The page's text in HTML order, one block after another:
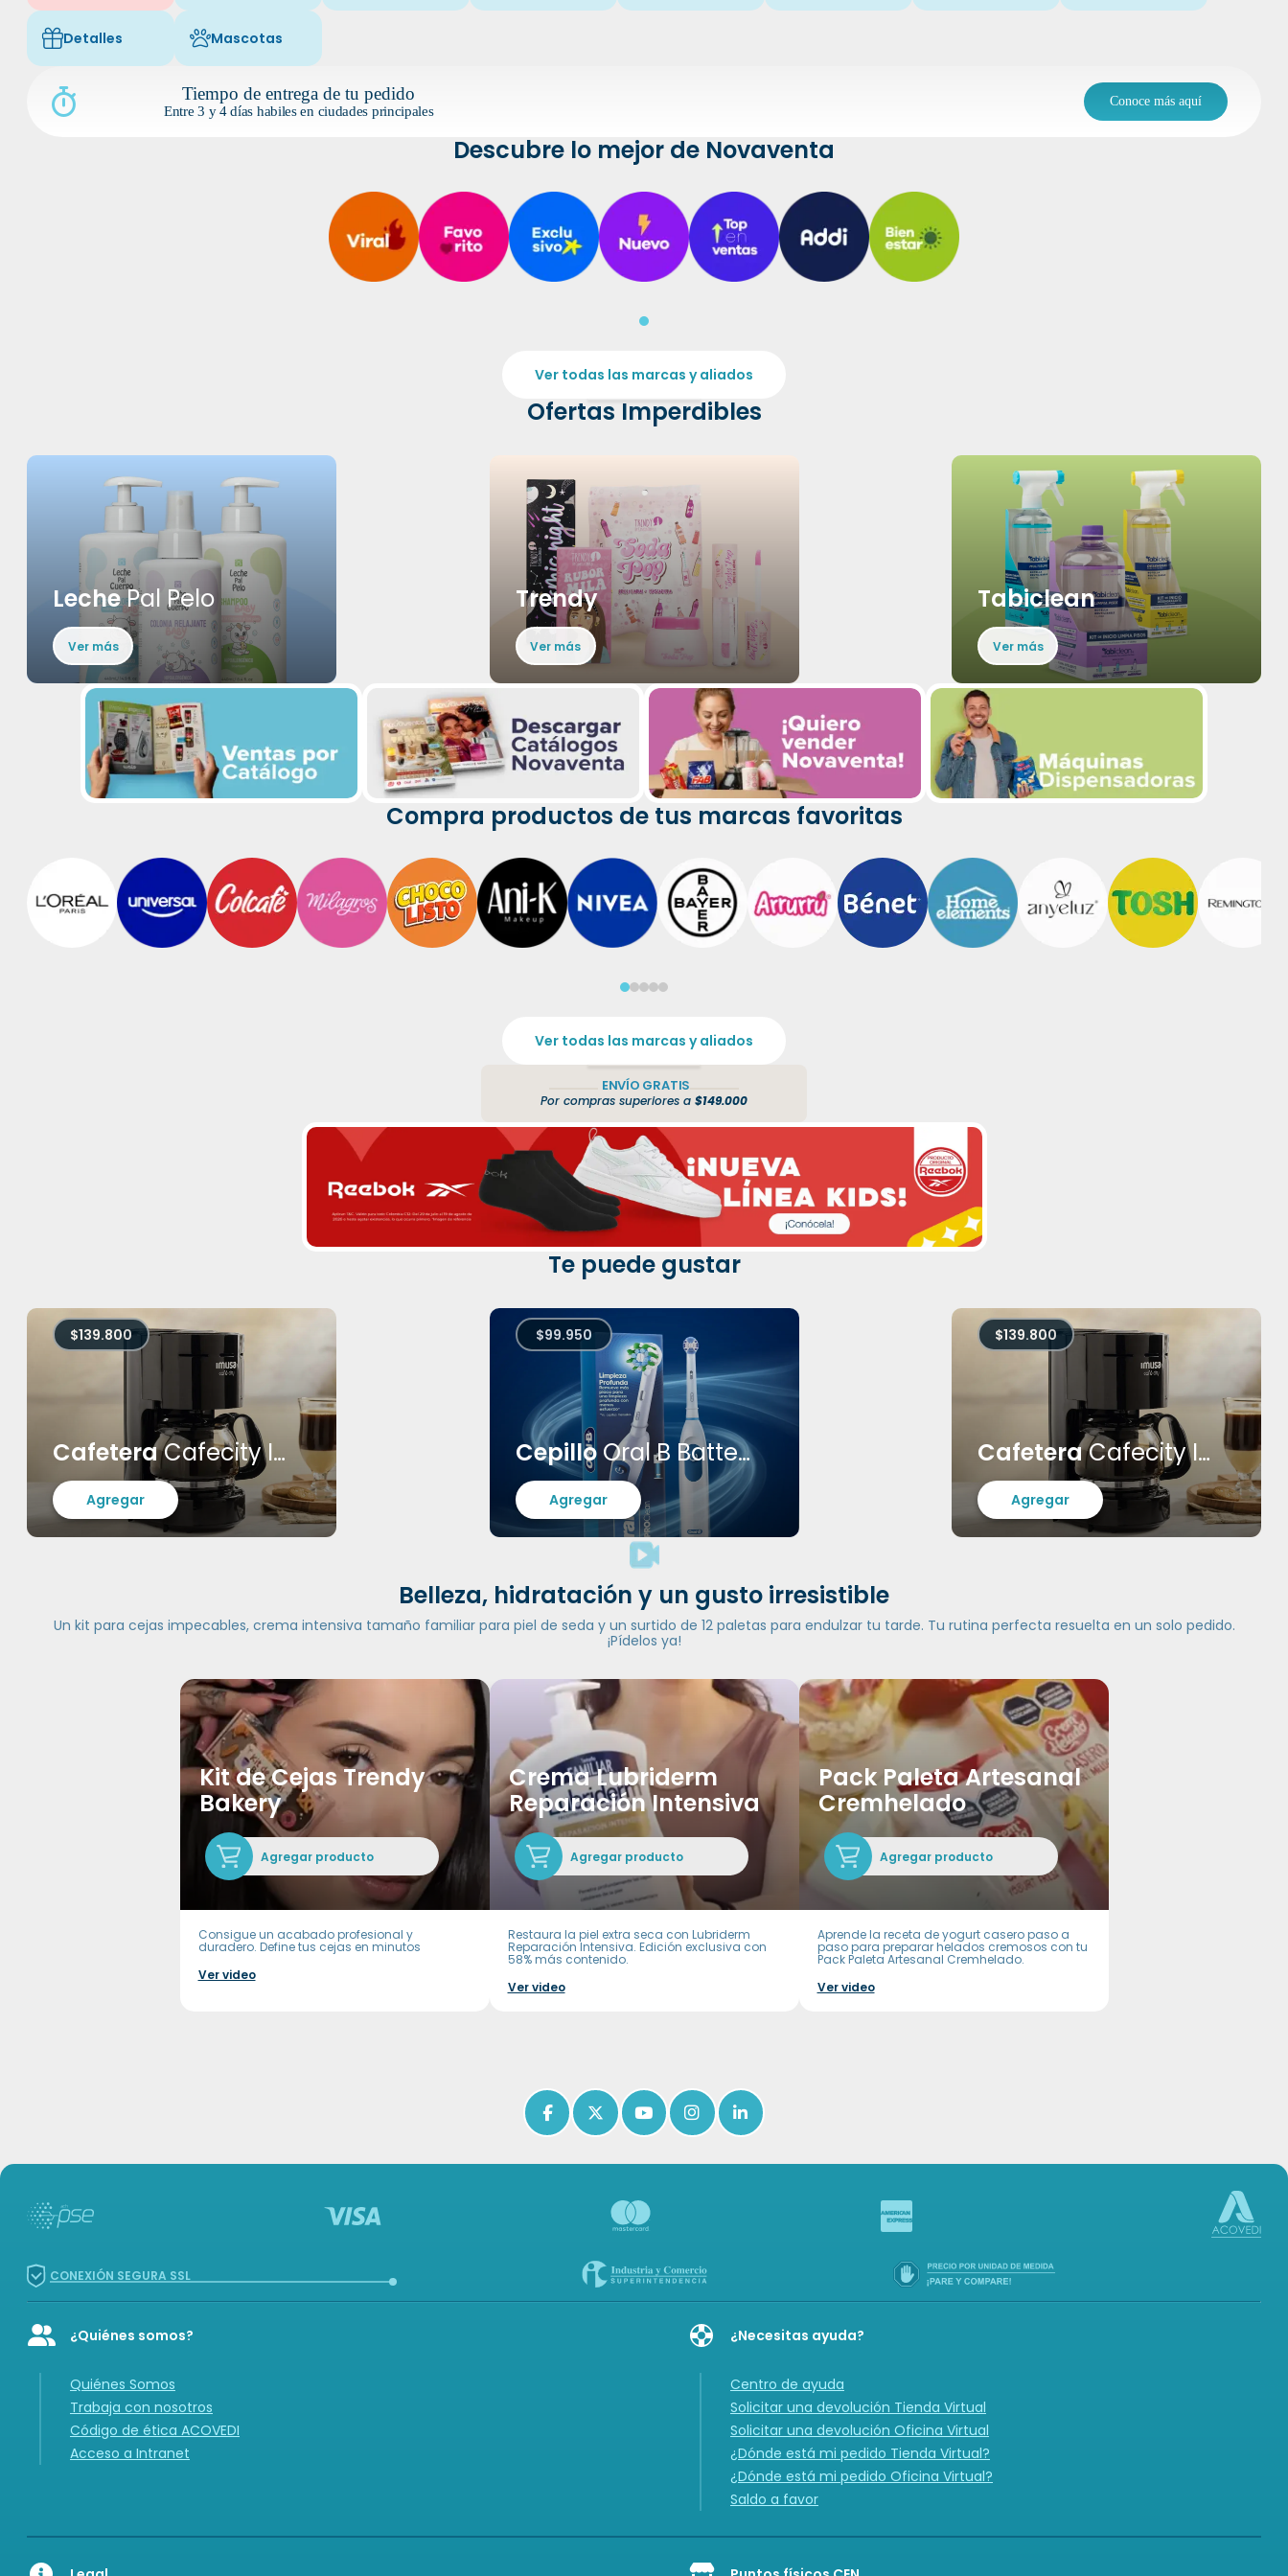
Icon of fa-light fa-gift
Detalles Icon of fa-light fa-paw
Mascotas
Tiempo de entrega de tu pedido
Entre 3 y 4 días habiles en ciudades principales
Conoce más aquí
Descubre lo mejor de Novaventa
Ver todas las marcas y aliados
Ofertas Imperdibles
LechePal Pelo
Ver más
Trendy
Ver más
Tabiclean
Ver más
Compra productos de tus marcas favoritas
Ver todas las marcas y aliados
ENVÍO GRATIS
Por compras superiores a $149.000
Te puede gustar
$139.800
CafeteraCafecity Imusa
Agregar
$99.950
Cepillo Oral B Batteries
Agregar
$139.800
CafeteraCafecity Imusa
Agregar
Belleza, hidratación y un gusto irresistible
Un kit para cejas impecables, crema intensiva tamaño familiar para piel de seda y un surtido de 12 paletas para endulzar tu tarde. Tu rutina perfecta resuelta en un solo pedido.
¡Pídelos ya!
Kit de Cejas Trendy
Bakery
Agregar producto
Consigue un acabado profesional y
duradero. Define tus cejas en minutos
Ver video
Crema Lubriderm
Reparación Intensiva
Agregar producto
Restaura la piel extra seca con Lubriderm
Reparación Intensiva. Edición exclusiva con
58% más contenido.
Ver video
Pack Paleta Artesanal
Cremhelado
Agregar producto
Aprende la receta de yogurt casero paso a
paso para preparar helados cremosos con tu
Pack Paleta Artesanal Cremhelado.
Ver video
Icon of facebook-f
Icon of x-twitter
Icon of youtube
Icon of instagram
Icon of linkedin-in
CONEXIÓN SEGURA SSL
Icon of user-group
¿Quiénes somos?
Quiénes Somos
Trabaja con nosotros
Código de ética ACOVEDI
Acceso a Intranet
¿Necesitas ayuda?
Centro de ayuda
Solicitar una devolución Tienda Virtual
Solicitar una devolución Oficina Virtual
¿Dónde está mi pedido Tienda Virtual?
¿Dónde está mi pedido Oficina Virtual?
Saldo a favor